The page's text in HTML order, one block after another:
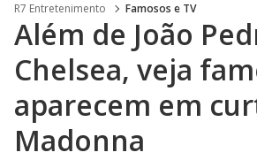
R7 Entretenimento Famosos e TV
Além de João
Chelsea, veja
aparecem em
Madonna